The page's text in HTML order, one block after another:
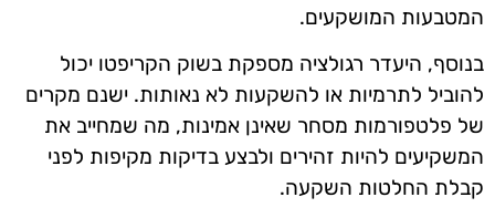
המטבעות המושקעים.
בנוסף, היעדר רגולציה מספקת בשוק הקריפטו יכול
להוביל לתרמיות או להשקעות לא נאותות. ישנם מקרים
של פלטפורמות מסחר שאינן אמינות, מה שמחייב את
המשקיעים להיות זהירים ולבצע בדיקות מקיפות לפני
קבלת החלטות השקעה.